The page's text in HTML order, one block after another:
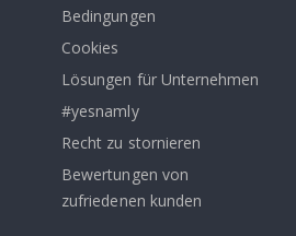
Bedingungen
Cookies
Lösungen für Unternehmen
#yesnamly
Recht zu stornieren
Bewertungen von
zufriedenen kunden